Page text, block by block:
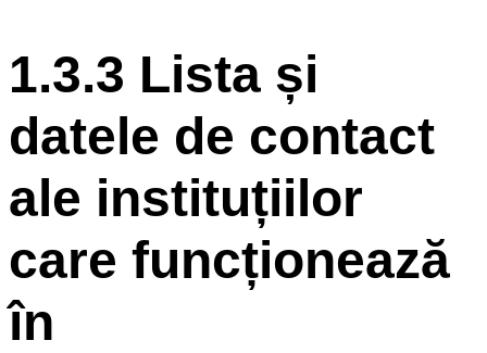
1.3.3 Lista și
datele de contact
ale instituțiilor
care funcționează
în